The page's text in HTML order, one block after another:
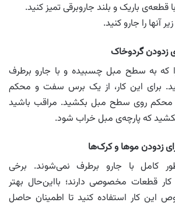
قطعه‌ی باریک و بلند جاروبرقی تمیز کنید.
آنها را جارو کنید.
را که به سطح مبل چسبیده و با جارو برطرف
برای این کار، از یک برس سفت و محکم
محکم روی سطح مبل بکشید. مراقب باشید
که پارچه‌ی مبل خراب شود.
کامل با جارو برطرف نمی‌شوند. برخی
کار قطعات مخصوصی دارند؛ بااین‌حال بهتر
کار استفاده کنید تا اطمینان حاصل